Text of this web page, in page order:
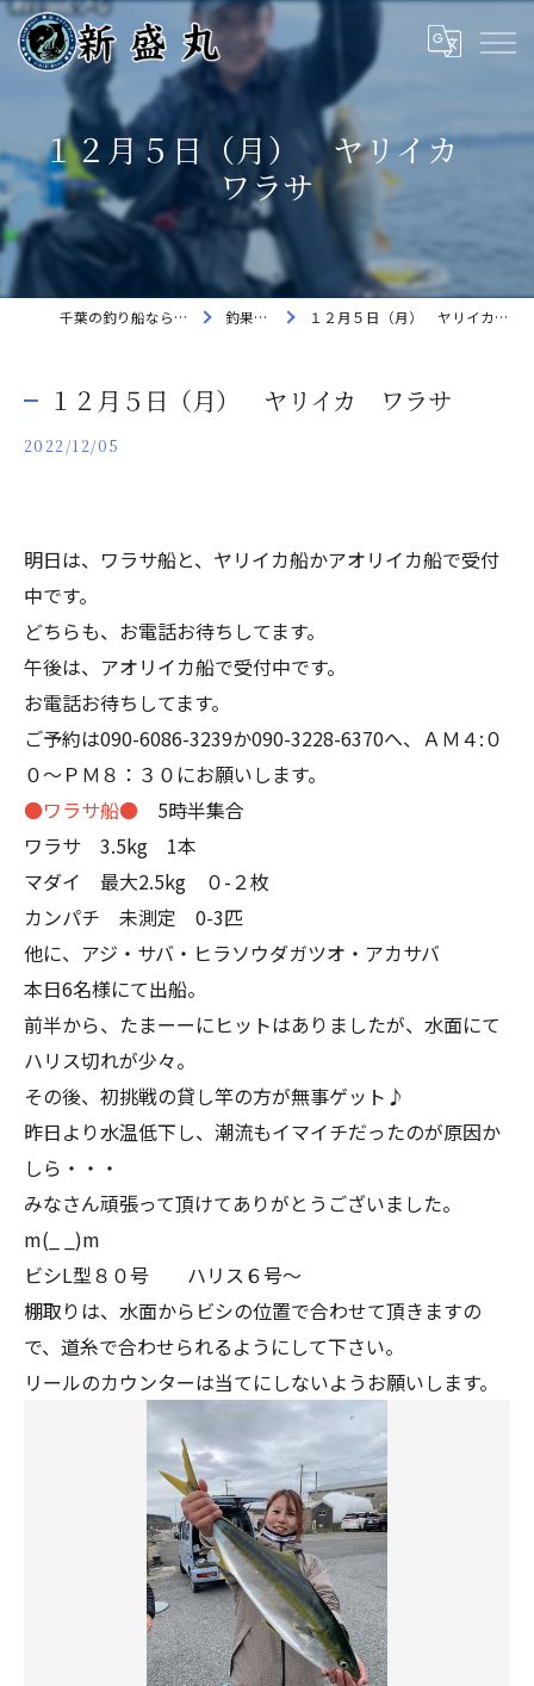
１２月５日（月） ヤリイカ
ワラサ
千葉の釣り船なら新盛丸 釣果速報 １２月５日（月） ヤリイカ ワラサ
１２月５日（月） ヤリイカ ワラサ
2022/12/05
明日は、ワラサ船と、ヤリイカ船かアオリイカ船で受付
中です。
どちらも、お電話お待ちしてます。
午後は、アオリイカ船で受付中です。
お電話お待ちしてます。
ご予約は090-6086-3239か090-3228-6370へ、ＡＭ４:０
０～ＰＭ８：３０にお願いします。
●ワラサ船● 5時半集合
ワラサ 3.5kg 1本
マダイ 最大2.5kg ０-２枚
カンパチ 未測定 0-3匹
他に、アジ・サバ・ヒラソウダガツオ・アカサバ
本日6名様にて出船。
前半から、たまーーにヒットはありましたが、水面にて
ハリス切れが少々。
その後、初挑戦の貸し竿の方が無事ゲット♪
昨日より水温低下し、潮流もイマイチだったのが原因か
しら・・・
みなさん頑張って頂けてありがとうございました。
m(_ _)m
ビシL型８０号 ハリス６号～
棚取りは、水面からビシの位置で合わせて頂きますの
で、道糸で合わせられるようにして下さい。
リールのカウンターは当てにしないようお願いします。